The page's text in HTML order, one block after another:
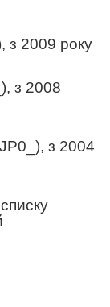
з 2009 року
з 2008
з 2004